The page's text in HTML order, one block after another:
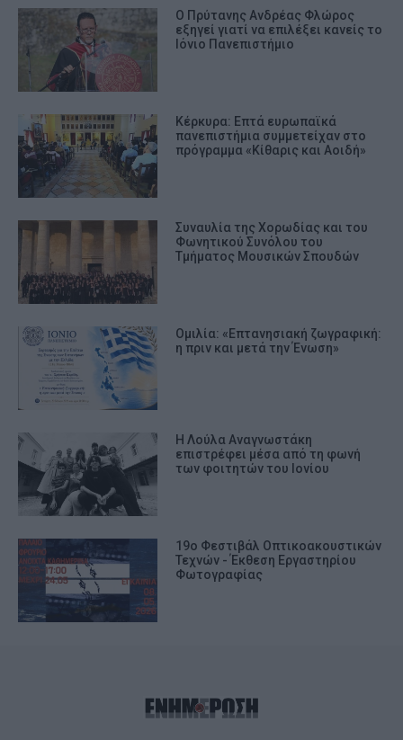
Ο Πρύτανης Ανδρέας Φλώρος
εξηγεί γιατί να επιλέξει κανείς το
Ιόνιο Πανεπιστήμιο
Κέρκυρα: Επτά ευρωπαϊκά
πανεπιστήμια συμμετείχαν στο
πρόγραμμα «Κίθαρις και Αοιδή»
Συναυλία της Χορωδίας και του
Φωνητικού Συνόλου του
Τμήματος Μουσικών Σπουδών
Ομιλία: «Επτανησιακή ζωγραφική:
η πριν και μετά την Ένωση»
Η Λούλα Αναγνωστάκη
επιστρέφει μέσα από τη φωνή
των φοιτητών του Ιονίου
19ο Φεστιβάλ Οπτικοακουστικών
Τεχνών - Έκθεση Εργαστηρίου
Φωτογραφίας